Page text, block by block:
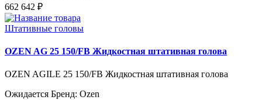
662 642 ₽
Штативные головы
OZEN AG 25 150/FB Жидкостная штативная голова
OZEN AGILE 25 150/FB Жидкостная штативная голова
Ожидается Бренд: Ozen